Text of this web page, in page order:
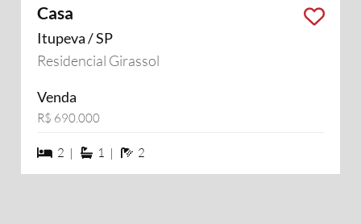
Casa
Itupeva / SP
Residencial Girassol
Venda
R$ 690.000
2 dormiórios
2 | 1 suítes
1 | 2 banheiros
2